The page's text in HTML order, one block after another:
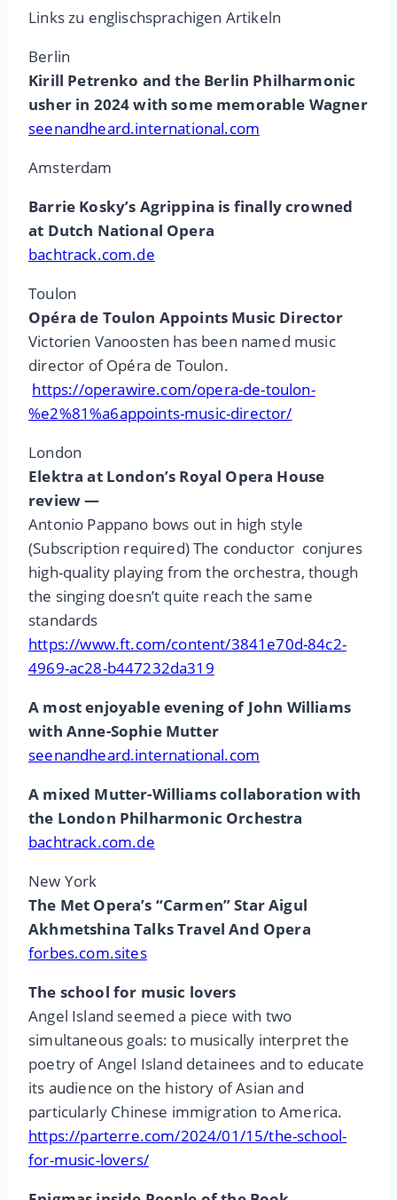
Links zu englischsprachigen Artikeln
Berlin
Kirill Petrenko and the Berlin Philharmonic
usher in 2024 with some memorable Wagner
seenandheard.international.com
Amsterdam
Barrie Kosky’s Agrippina is finally crowned
at Dutch National Opera
bachtrack.com.de
Toulon
Opéra de Toulon Appoints Music Director
Victorien Vanoosten has been named music
director of Opéra de Toulon.
https://operawire.com/opera-de-toulon-
%e2%81%a6appoints-music-director/
London
Elektra at London’s Royal Opera House
review —
Antonio Pappano bows out in high style
(Subscription required) The conductor conjures
high-quality playing from the orchestra, though
the singing doesn’t quite reach the same
standards
https://www.ft.com/content/3841e70d-84c2-
4969-ac28-b447232da319
A most enjoyable evening of John Williams
with Anne-Sophie Mutter
seenandheard.international.com
A mixed Mutter-Williams collaboration with
the London Philharmonic Orchestra
bachtrack.com.de
New York
The Met Opera’s “Carmen” Star Aigul
Akhmetshina Talks Travel And Opera
forbes.com.sites
The school for music lovers
Angel Island seemed a piece with two
simultaneous goals: to musically interpret the
poetry of Angel Island detainees and to educate
its audience on the history of Asian and
particularly Chinese immigration to America.
https://parterre.com/2024/01/15/the-school-
for-music-lovers/